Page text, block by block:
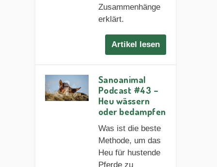
Zusammenhänge
erklärt.
Artikel lesen
Sanoanimal
Podcast #43 –
Heu wässern
oder bedampfen
Was ist die beste
Methode, um das
Heu für hustende
Pferde zu